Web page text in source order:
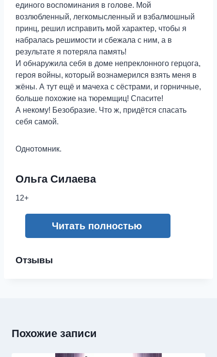
единого воспоминания в голове. Мой
возлюбленный, легкомысленный и взбалмошный
принц, решил исправить мой характер, чтобы я
набралась решимости и сбежала с ним, а в
результате я потеряла память!
И обнаружила себя в доме непреклонного герцога,
героя войны, который вознамерился взять меня в
жёны. А тут ещё и мачеха с сёстрами, и горничные,
больше похожие на тюремщиц! Спасите!
А некому! Безобразие. Что ж, придётся спасать
себя самой.
Однотомник.
Ольга Силаева
12+
Читать полностью
Отзывы
Похожие записи